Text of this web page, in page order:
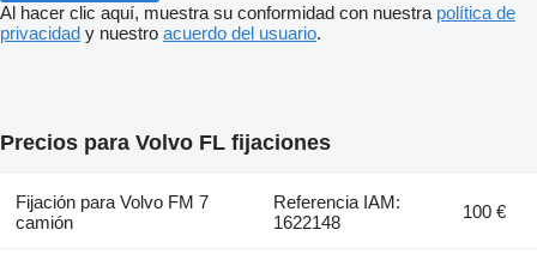
Al hacer clic aquí, muestra su conformidad con nuestra política de
privacidad y nuestro acuerdo del usuario.
Precios para Volvo FL fijaciones
Fijación para Volvo FM 7
camión
Referencia IAM:
1622148
100 €